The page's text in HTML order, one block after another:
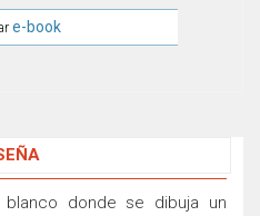
e-book
donde se dibuja un